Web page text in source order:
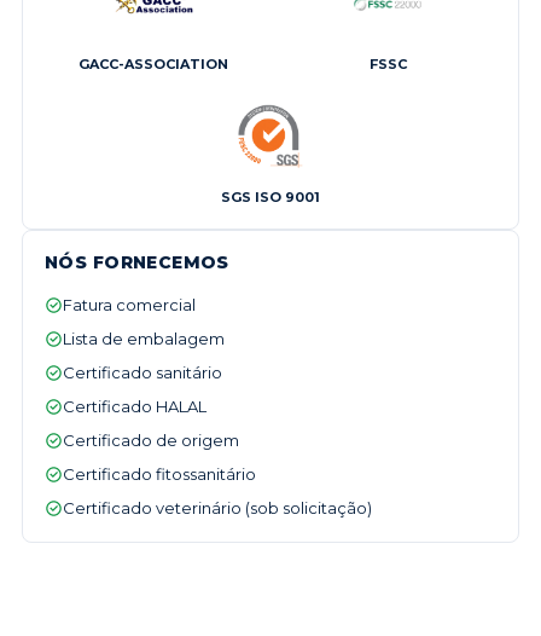
GACC-ASSOCIATION FSSC
SGS ISO 9001
NÓS FORNECEMOS
Fatura comercial
Lista de embalagem
Certificado sanitário
Certificado HALAL
Certificado de origem
Certificado fitossanitário
Certificado veterinário (sob solicitação)